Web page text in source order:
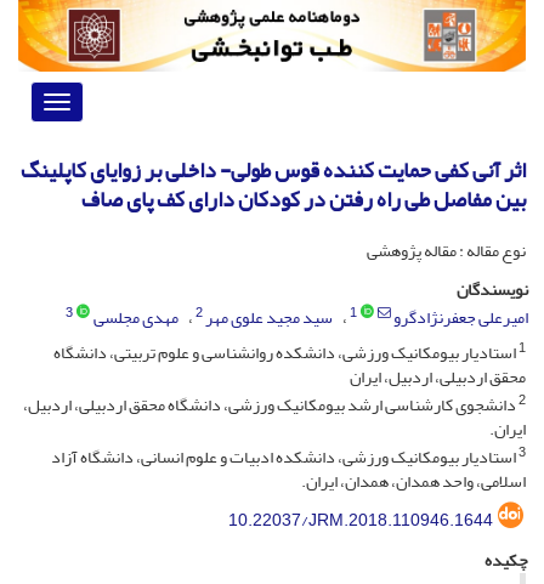
Toggle
اثر آنی کفی حمایت کننده قوس طولی- داخلی بر زوایای کاپلینگ
بین مفاصل طی راه رفتن در کودکان دارای کف پای صاف
نوع مقاله : مقاله پژوهشی
نویسندگان
امیرعلی جعفرنژادگرو
1 سید مجید علوی مهر2 مهدی مجلسی
3
1استادیار بیومکانیک ورزشی، دانشکده روانشناسی و علوم تربیتی، دانشگاه
محقق اردبیلی، اردبیل، ایران
2دانشجوی کارشناسی ارشد بیومکانیک ورزشی، دانشگاه محقق اردبیلی، اردبیل،
ایران.
3استادیار بیومکانیک ورزشی، دانشکده ادبیات و علوم انسانی، دانشگاه آزاد
اسلامی، واحد همدان، همدان، ایران.
10.22037/JRM.2018.110946.1644
چکیده